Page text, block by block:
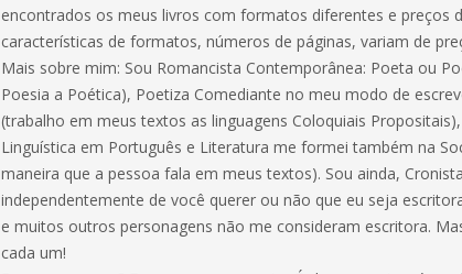
encontrados os meus livros com formatos diferentes e preços
características de formatos, números de páginas, variam de
Mais sobre mim: Sou Romancista Contemporânea: Poeta ou
Poesia a Poética), Poetiza Comediante no meu modo de
(trabalho em meus textos as linguagens Coloquiais
Linguística em Português e Literatura me formei também na
maneira que a pessoa fala em meus textos). Sou ainda,
independentemente de você querer ou não que eu seja
e muitos outros personagens não me consideram escritora.
cada um!